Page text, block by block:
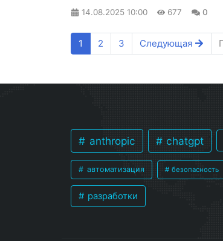
14.08.2025 10:00 677 0
1 2 3 Следующая
anthropic chatgpt
автоматизация безопасность
разработки